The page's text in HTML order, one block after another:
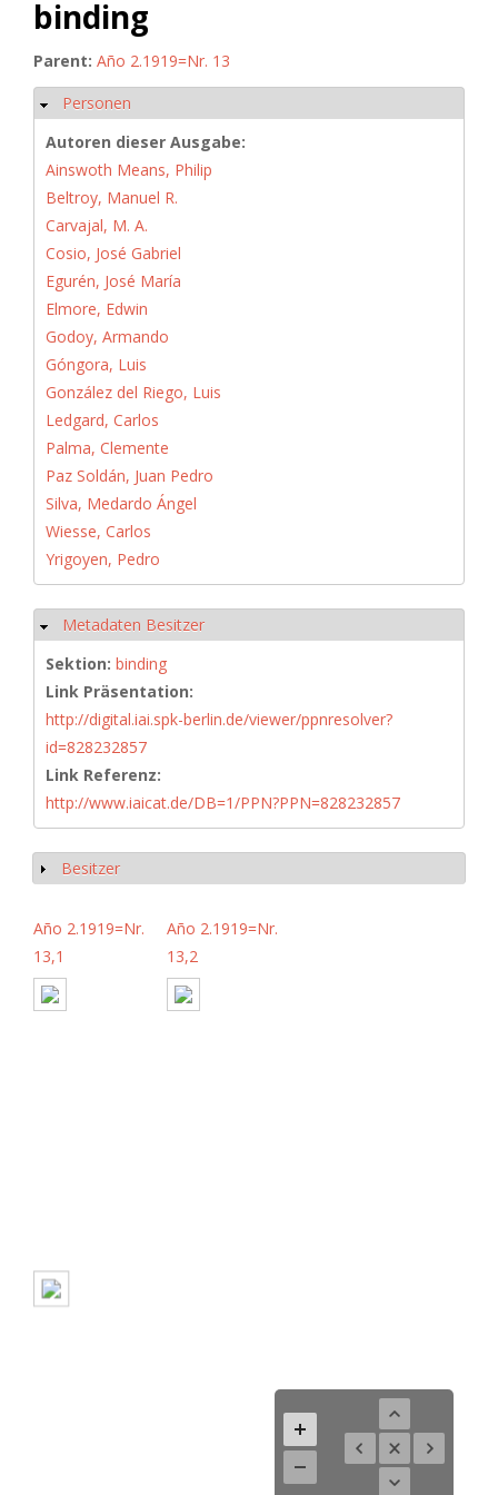
binding
Parent: Año 2.1919=Nr. 13
Hide
Personen
Autoren dieser Ausgabe:
Ainswoth Means, Philip
Beltroy, Manuel R.
Carvajal, M. A.
Cosio, José Gabriel
Egurén, José María
Elmore, Edwin
Godoy, Armando
Góngora, Luis
González del Riego, Luis
Ledgard, Carlos
Palma, Clemente
Paz Soldán, Juan Pedro
Silva, Medardo Ángel
Wiesse, Carlos
Yrigoyen, Pedro
Hide
Metadaten Besitzer
Sektion: binding
Link Präsentation:
http://digital.iai.spk-berlin.de/viewer/ppnresolver?
id=828232857
Link Referenz:
http://www.iaicat.de/DB=1/PPN?PPN=828232857
Show
Besitzer
Año 2.1919=Nr.
13,1
Año 2.1919=Nr.
13,2